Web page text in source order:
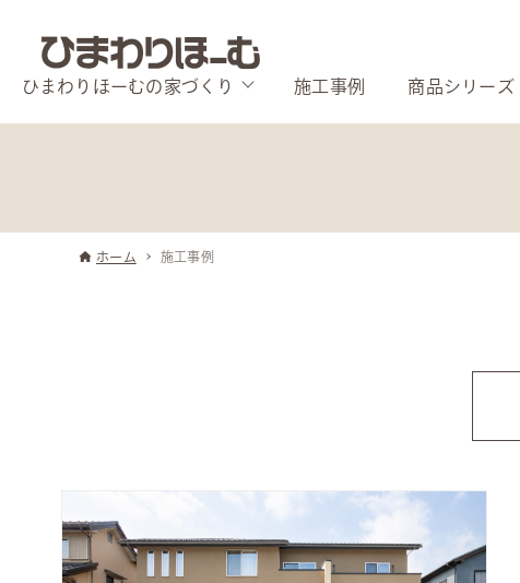
ひまわりほーむの家づくり 施工事例 商品シリーズ
ホーム 施工事例